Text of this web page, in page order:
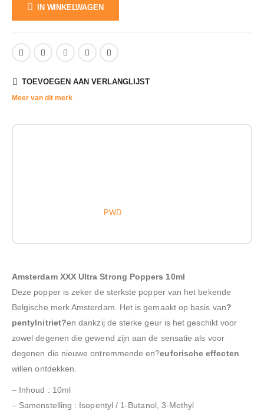
IN WINKELWAGEN
TOEVOEGEN AAN VERLANGLIJST
Meer van dit merk
PWD
Amsterdam XXX Ultra Strong Poppers 10ml
Deze popper is zeker de sterkste popper van het bekende
Belgische merk Amsterdam. Het is gemaakt op basis van?
pentylnitriet?en dankzij de sterke geur is het geschikt voor
zowel degenen die gewend zijn aan de sensatie als voor
degenen die nieuwe ontremmende en?euforische effecten
willen ontdekken.
– Inhoud : 10ml
– Samenstelling : Isopentyl / 1-Butanol, 3-Methyl